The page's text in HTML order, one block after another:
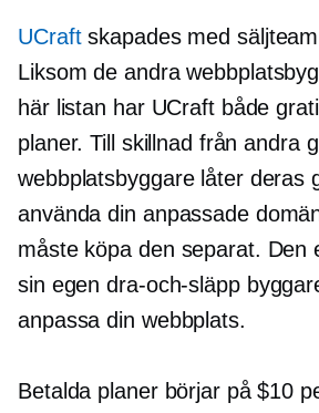
UCraftskapades med
Liksom de andra
här listan har UCraft både
planer. Till skillnad från andra
webbplatsbyggare låter deras
använda din anpassade
måste köpa den separat. Den
sin egendra-och-släpp
anpassa din webbplats.
Betalda planer börjar på $10